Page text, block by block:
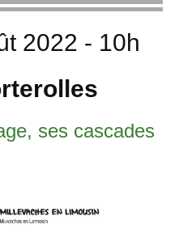
2022 - 10h
ses cascades